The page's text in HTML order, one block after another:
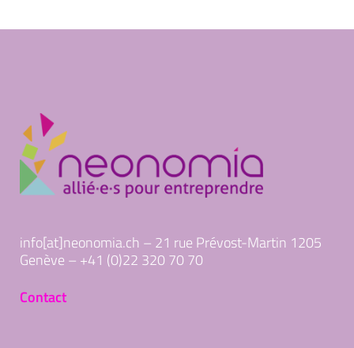
info[at]neonomia.ch – 21 rue Prévost-Martin 1205
Genève – +41 (0)22 320 70 70
Contact